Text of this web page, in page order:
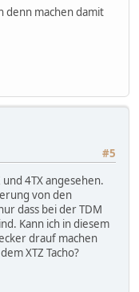
denn machen damit
#5
4TX angesehen.
von den
dass bei der TDM
Kann ich in diesem
drauf machen
XTZ Tacho?